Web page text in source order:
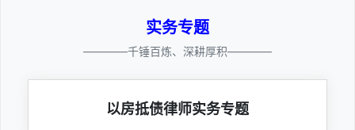
实务专题
————千锤百炼、深耕厚积————
以房抵债律师实务专题